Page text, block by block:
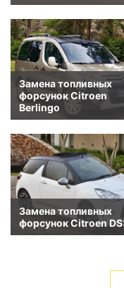
Замена топливных
форсунок Citroen
Berlingo
Замена топливных
форсунок Citroen